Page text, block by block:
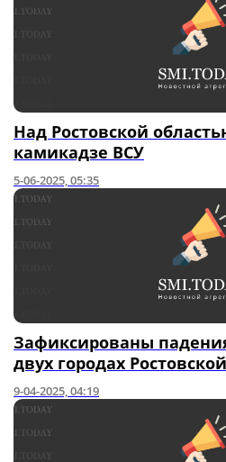
Над Ростовской
камикадзе ВСУ
5-06-2025, 05:35
Зафиксированы
двух городах
9-04-2025, 04:19